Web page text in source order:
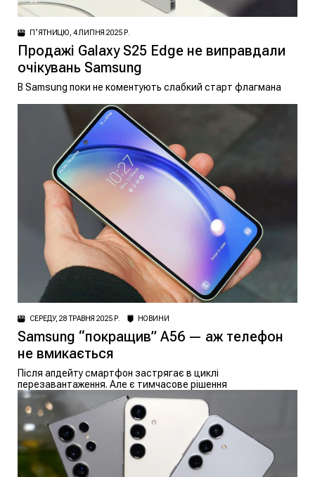
ПʼЯТНИЦЮ, 4 ЛИПНЯ 2025 Р.
Продажі Galaxy S25 Edge не виправдали
очікувань Samsung
В Samsung поки не коментують слабкий старт флагмана
СЕРЕДУ, 28 ТРАВНЯ 2025 Р. НОВИНИ
Samsung “покращив” A56 — аж телефон
не вмикається
Після апдейту смартфон застрягає в циклі
перезавантаження. Але є тимчасове рішення